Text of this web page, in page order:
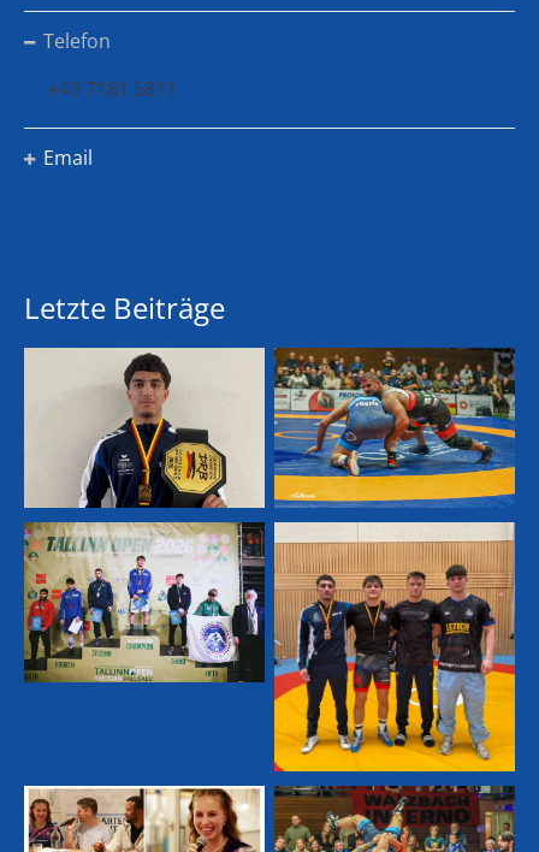
Telefon
+49 7181 5811
Email
Letzte Beiträge